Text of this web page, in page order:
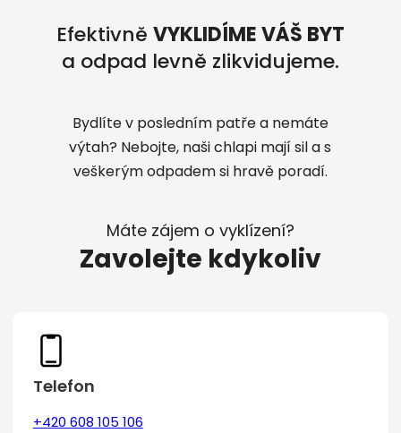
Efektivně VYKLIDÍME VÁŠ BYT
a odpad levně zlikvidujeme.
Bydlíte v posledním patře a nemáte
výtah? Nebojte, naši chlapi mají sil a s
veškerým odpadem si hravě poradí.
Máte zájem o vyklízení?
Zavolejte kdykoliv
Telefon
+420 608 105 106